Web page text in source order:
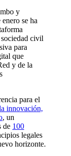
y
se ha
sociedad civil
para
que
y de la
para el
innovación,
, un
de 100
legales
horizonte.